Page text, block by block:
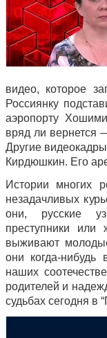
видео, которое
Россиянку
аэропорту
вряд ли вернется
Другие
Кирдюшкин. Его
Истории многих
незадачливых
они, русские
преступники или
выживают
они когда-нибудь
наших
родителей и
судьбах сегодня в